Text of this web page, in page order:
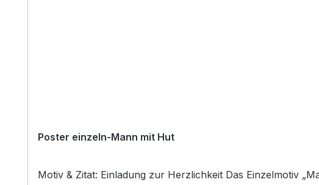
Poster einzeln-Mann mit Hut
Motiv & Zitat: Einladung zur Herzlichkeit Das Einzelmotiv